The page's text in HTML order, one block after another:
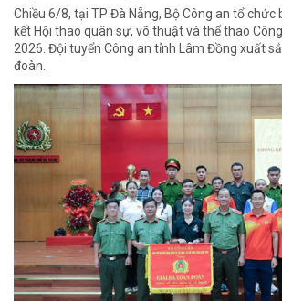
Chiều 6/8, tại TP Đà Nẵng, Bộ Công an tổ chức
kết Hội thao quân sự, võ thuật và thể thao
2026. Đội tuyển Công an tỉnh Lâm Đồng xuất
đoàn.